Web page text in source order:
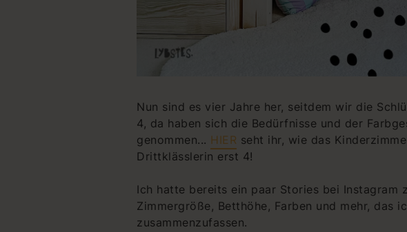
Nun sind es vier Jahre her, seitdem wir die
4, da haben sich die Bedürfnisse und der
genommen... HIER seht ihr, wie das
Drittklässlerin erst 4!
Ich hatte bereits ein paar Stories bei Instagram
Zimmergröße, Betthöhe, Farben und mehr, das
zusammenzufassen.